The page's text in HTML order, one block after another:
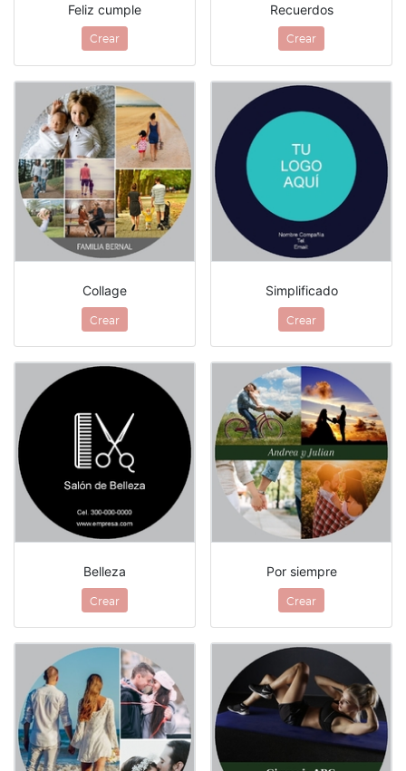
Feliz cumple
Crear
Recuerdos
Crear
Collage
Crear
Simplificado
Crear
Belleza
Crear
Por siempre
Crear